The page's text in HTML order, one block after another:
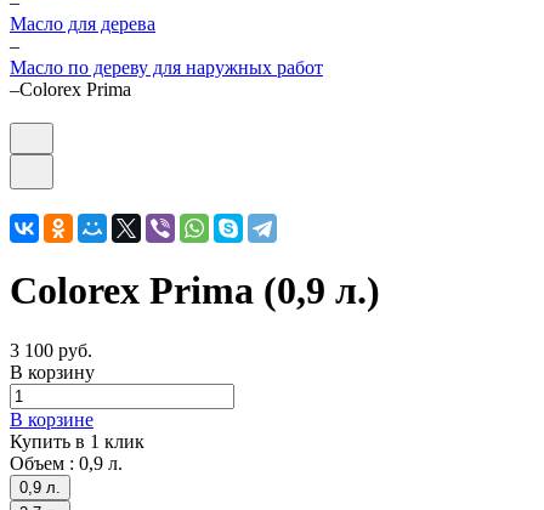
Масло для дерева
–
Масло по дереву для наружных работ
–Colorex Prima
Colorex Prima (0,9 л.)
3 100 руб.
В корзину
В корзине
Купить в 1 клик
Объем : 0,9 л.
0,9 л.